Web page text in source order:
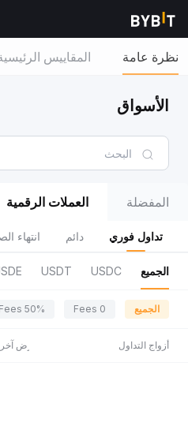
نظرة عامة المقاييس
الأسواق
المفضلة العملات الرقمية
تداول فوري دائم انتهاء
الجميع USDC
USDT
الجميع 0 Fees
50% Fees
أزواج التداول عرض آخر